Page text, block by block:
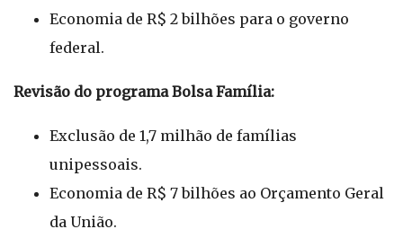
Economia de R$ 2 bilhões para o governo
federal.
Revisão do programa Bolsa Família:
Exclusão de 1,7 milhão de famílias
unipessoais.
Economia de R$ 7 bilhões ao Orçamento Geral
da União.